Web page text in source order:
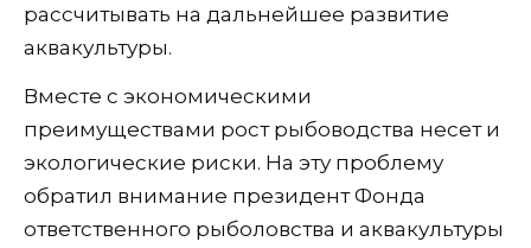
рассчитывать на дальнейшее развитие
аквакультуры.
Вместе с экономическими
преимуществами рост рыбоводства несет и
экологические риски. На эту проблему
обратил внимание президент Фонда
ответственного рыболовства и аквакультуры